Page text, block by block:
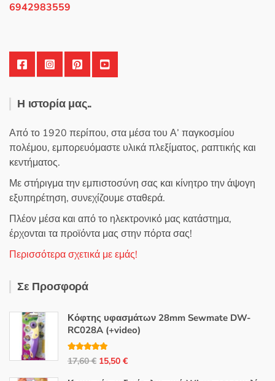
6942983559
Η ιστορία μας..
Από το 1920 περίπου, στα μέσα του Α’ παγκοσμίου
πολέμου, εμπορευόμαστε υλικά πλεξίματος, ραπτικής και
κεντήματος.
Με στήριγμα την εμπιστοσύνη σας και κίνητρο την άψογη
εξυπηρέτηση, συνεχίζουμε σταθερά.
Πλέον μέσα και από το ηλεκτρονικό μας κατάστημα,
έρχονται τα προϊόντα μας στην πόρτα σας!
Περισσότερα σχετικά με εμάς!
Σε Προσφορά
Κόφτης υφασμάτων 28mm Sewmate DW-
RC028A (+video)
Βαθμολογή
θηκε με5.00
17,60€ Original
15,50 €Η